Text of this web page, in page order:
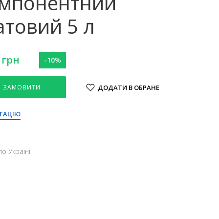
5 л
-10%
ЗАМОВИТИ ДОДАТИ В ОБРАНЕ